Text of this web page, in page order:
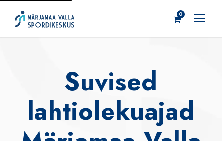
0
Suvised
lahtiolekuajad